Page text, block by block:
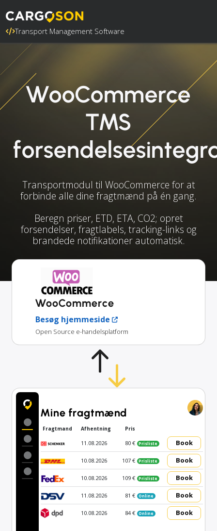
Transport Management Software
WooCommerce
TMS
Transportmodul til WooCommerce for at
forbinde alle dine fragtmænd på én gang.
Beregn priser, ETD, ETA, CO2; opret
forsendelser, fragtlabels, tracking-links og
brandede notifikationer automatisk.
WooCommerce
Besøg hjemmeside
Open Source e-handelsplatform
Mine fragtmænd
Fragtmand Afhentning Pris
11.08.2026 80 € Prisliste Book
10.08.2026 107 € Prisliste Book
10.08.2026 109 € Prisliste Book
11.08.2026 81 € Online Book
10.08.2026 84 € Online Book